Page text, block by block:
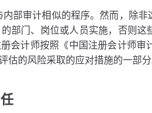
部审计相似的程序。然而，除
部门、岗位或人员实施，否则
会计师按照《中国注册会计师
的风险采取的应对措施的一部分